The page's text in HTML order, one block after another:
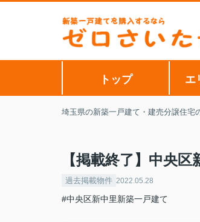
トップ エ
埼玉県の新築一戸建て・建売分譲住宅
【掲載終了】中央
過去掲載物件 2022.05.28
#中央区新中里新築一戸建て